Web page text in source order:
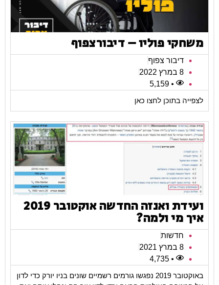
משחקי פוליו – דיבורצפוף
דיבור צפוף
8 במרץ 2022
• 5,159
לצפייה בתוכן לחצו כאן
ועידת ואנזה החדשה אוקטובר 2019
איך מי ולמה?
חדשות
8 במרץ 2021
• 4,735
באוקטובר 2019 נפגשו גורמים רשמיים שונים בניו יורק כדי לדון